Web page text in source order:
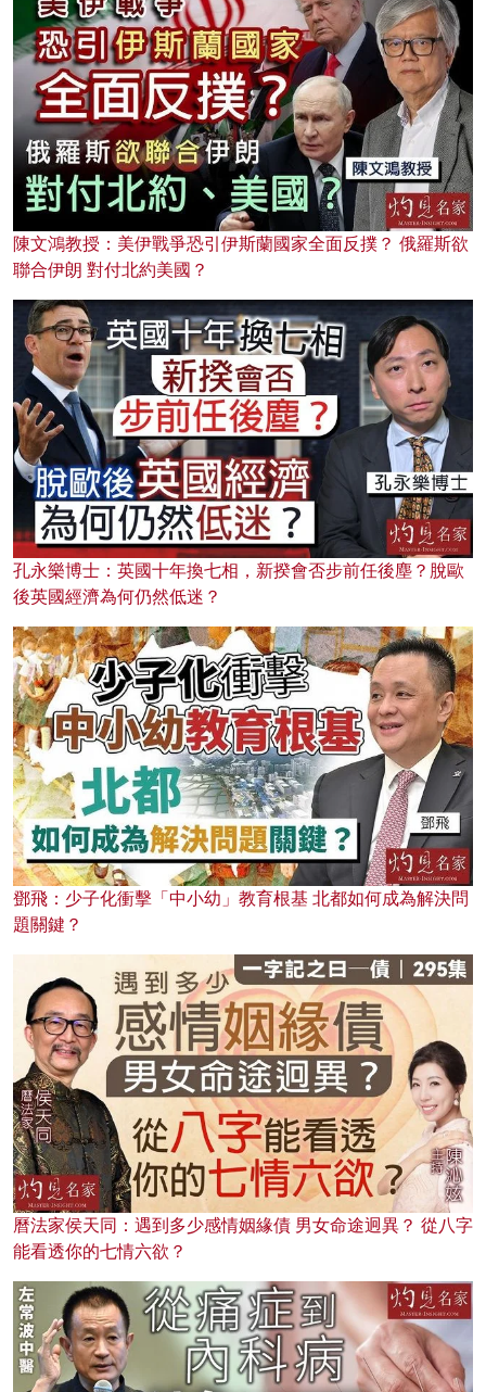
陳文鴻教授：美伊戰爭恐引伊斯蘭國家全面反撲？ 俄羅斯欲
聯合伊朗 對付北約美國？
孔永樂博士：英國十年換七相，新揆會否步前任後塵？脫歐
後英國經濟為何仍然低迷？
鄧飛：少子化衝擊「中小幼」教育根基 北都如何成為解決問
題關鍵？
曆法家侯天同：遇到多少感情姻緣債 男女命途迥異？ 從八字
能看透你的七情六欲？